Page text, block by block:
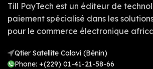
Till PayTech est un éditeur de
paiement spécialisé dans les
pour le commerce électronique
Qtier Satellite Calavi (Bénin)
Phone: +(229) 01-41-21-58-66